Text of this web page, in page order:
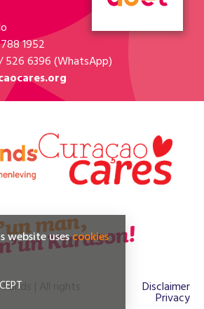
788 1952
/ 526 6396 (WhatsApp)
| All rights Disclaimer
Privacy
website usescookies